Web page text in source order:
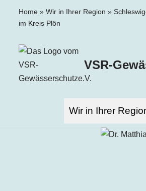
Zum
springen
Home » Wir in Ihrer Region »
im Kreis Plön
VSR-
Wir in Ihrer